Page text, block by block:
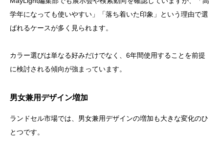
学年になっても使いやすい」「落ち着いた印象」という理由で選
ばれるケースが多く見られます。
カラー選びは単なる好みだけでなく、6年間使用することを前提
に検討される傾向が強まっています。
男女兼用デザイン増加
ランドセル市場では、男女兼用デザインの増加も大きな変化のひ
とつです。